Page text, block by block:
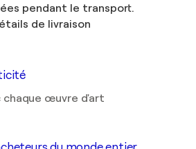
pendant le transport.
de livraison
chaque œuvre d'art